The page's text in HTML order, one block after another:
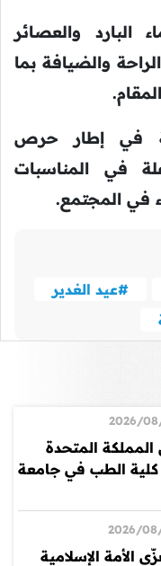
البارد والعصائر
والضيافة بما
في إطار حرص
في المناسبات
في المجتمع.
#عيد الغدير
2026/
المتحدة
كلية الطب في جامعة
2026/
الأمة الإسلامية